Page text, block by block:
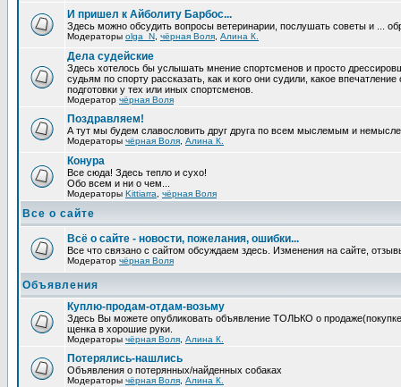
И пришел к Айболиту Барбос...
Здесь можно обсудить вопросы ветеринарии, послушать советы и ...
Модераторы olga_N чёрная Воля Алина К.
Дела судейские
Здесь хотелось бы услышать мнение спортсменов и просто
судьям по спорту рассказать, как и кого они судили, какое
подготовки у тех или иных спортсменов.
Модератор чёрная Воля
Поздравляем!
А тут мы будем славословить друг друга по всем мыслемым и
Модераторы чёрная Воля Алина К.
Конура
Все сюда! Здесь тепло и сухо!
Обо всем и ни о чем...
Модераторы Kittiarra чёрная Воля
Все о сайте
Всё о сайте - новости, пожелания, ошибки...
Все что связано с сайтом обсуждаем здесь. Изменения на сайте,
Модератор чёрная Воля
Объявления
Куплю-продам-отдам-возьму
Здесь Вы можете опубликовать объявление ТОЛЬКО о
щенка в хорошие руки.
Модераторы чёрная Воля Алина К.
Потерялись-нашлись
Объявления о потерянных/найденных собаках
Модераторы чёрная Воля Алина К.